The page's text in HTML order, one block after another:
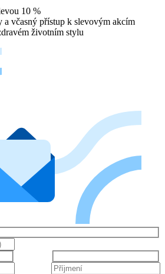
10 %
včasný přístup k slevovým akcím
životním stylu